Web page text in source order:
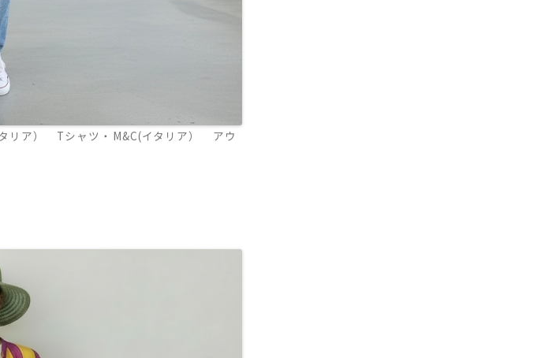
リア） Tシャツ・M&C(イタリア） アウ